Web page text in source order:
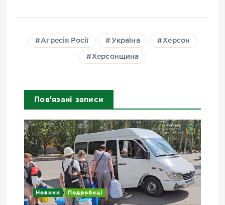
Агресія Росії Україна Херсон
Херсонщина
Пов'язані записи
Новини Подробиці